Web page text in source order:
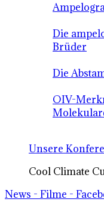
Die
Brüder
Die
OIV-
Unsere
Cool Climate
News - Filme -